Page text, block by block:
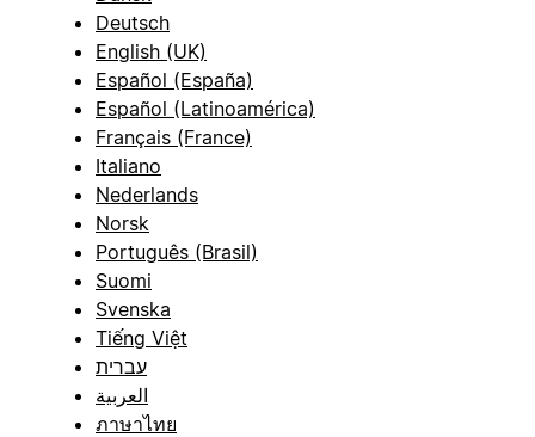
Deutsch
English (UK)
Español (España)
Español (Latinoamérica)
Français (France)
Italiano
Nederlands
Norsk
Português (Brasil)
Suomi
Svenska
Tiếng Việt
עברית
العربية
ภาษาไทย